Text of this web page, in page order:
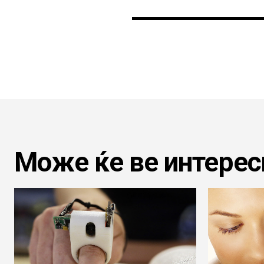
Може ќе ве